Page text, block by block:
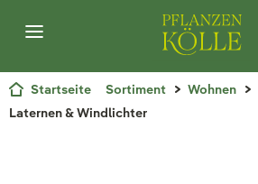
Startseite Sortiment Wohnen
Laternen & Windlichter